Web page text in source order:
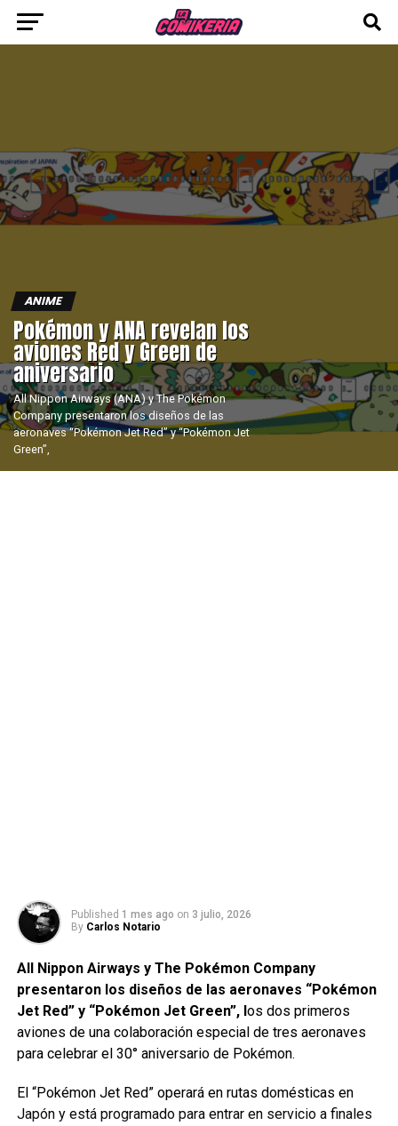
ANIME
Pokémon y ANA revelan los
aviones Red y Green de
aniversario
All Nippon Airways (ANA) y The Pokémon
Company presentaron los diseños de las
aeronaves “Pokémon Jet Red” y “Pokémon Jet
Green”,
Published 1 mes ago on 3 julio, 2026
By Carlos Notario
All Nippon Airways y The Pokémon Company
presentaron los diseños de las aeronaves “Pokémon
Jet Red” y “Pokémon Jet Green”, los dos primeros
aviones de una colaboración especial de tres aeronaves
para celebrar el 30° aniversario de Pokémon.
El “Pokémon Jet Red” operará en rutas domésticas en
Japón y está programado para entrar en servicio a finales